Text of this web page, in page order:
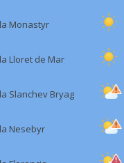
Monastyr
Lloret de Mar
Slanchev Bryag
Nesebyr